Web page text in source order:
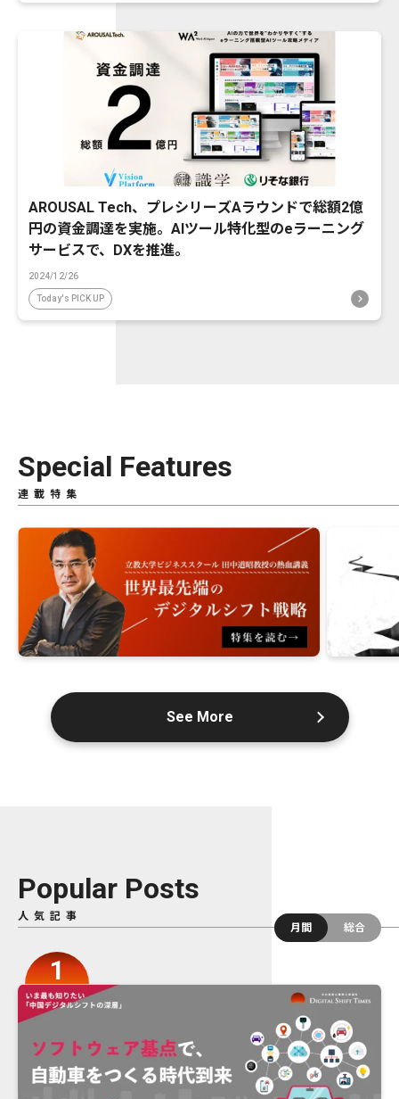
AROUSAL Tech、プレシリーズAラウンドで総額2億
円の資金調達を実施。AIツール特化型のeラーニング
サービスで、DXを推進。
2024/12/26
Today's PICK UP
Special Features
連載特集
See More
Popular Posts
人気記事
月間
総合